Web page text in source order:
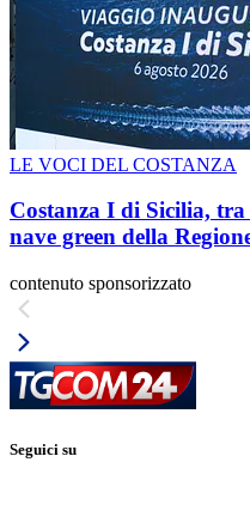
LE VOCI DEL COSTANZA
Costanza I di Sicilia,
nave green della
contenuto sponsorizzato
Seguici su